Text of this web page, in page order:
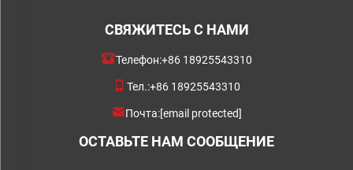
СВЯЖИТЕСЬ С НАМИ
Телефон:+86 18925543310
Тел.:+86 18925543310
Почта:[email protected]
ОСТАВЬТЕ НАМ СООБЩЕНИЕ